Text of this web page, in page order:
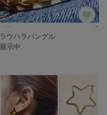
ラウハラバングル
展示中